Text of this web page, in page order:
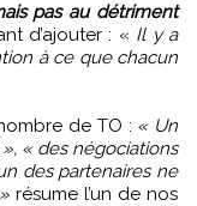
pas au détriment
d’ajouter : « Il y a
à ce que chacun
de TO : « Un
« des négociations
des partenaires ne
résume l’un de nos